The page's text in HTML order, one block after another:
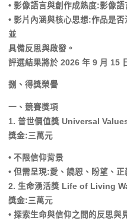
• 影像語言與創作成熟度:影像
• 影片內涵與核心思想:作品是
並
具備反思與啟發。
評選結果將於 2026 年 9 月 15
捌、得獎榮譽
一、競賽獎項
1. 普世價值獎 Universal
獎金:三萬元
• 不限信仰背景
• 但需呈現:愛、饒恕、盼望、正
2. 生命湧活獎 Life of Living
獎金:三萬元
• 探索生命與信仰之間的反思與